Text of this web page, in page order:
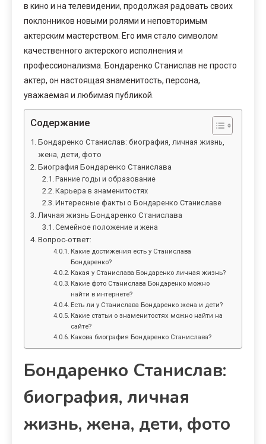
в кино и на телевидении, продолжая радовать своих
поклонников новыми ролями и неповторимым
актерским мастерством. Его имя стало символом
качественного актерского исполнения и
профессионализма. Бондаренко Станислав не просто
актер, он настоящая знаменитость, персона,
уважаемая и любимая публикой.
Содержание
Бондаренко Станислав: биография, личная жизнь,
жена, дети, фото
Биография Бондаренко Станислава
Ранние годы и образование
Карьера в знаменитостях
Интересные факты о Бондаренко Станиславе
Личная жизнь Бондаренко Станислава
Семейное положение и жена
Вопрос-ответ:
Какие достижения есть у Станислава
Бондаренко?
Какая у Станислава Бондаренко личная жизнь?
Какие фото Станислава Бондаренко можно
найти в интернете?
Есть ли у Станислава Бондаренко жена и дети?
Какие статьи о знаменитостях можно найти на
сайте?
Какова биография Бондаренко Станислава?
Бондаренко Станислав:
биография, личная
жизнь, жена, дети, фото